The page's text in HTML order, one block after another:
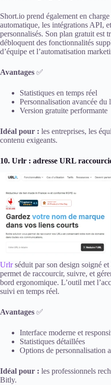
Short.io prend également en
automatique, les intégrations API,
personnalisés. Son plan gratuit est
débloquent des fonctionnalités
d’équipe et l’automatisation
Avantages ✅
Statistiques en temps réel
Personnalisation avancée du
Version gratuite performante
Idéal pour : les entreprises, les
contenu exigeants.
10. Urlr : adresse URL
Urlrséduit par son design soigné
permet de raccourcir, suivre, et
bord ergonomique. L’outil met
suivi en temps réel.
Avantages ✅
Interface moderne et
Statistiques détaillées
Options de personnalisation
Idéal pour : les professionnels
Bitly.